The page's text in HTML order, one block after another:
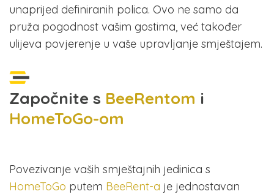
unaprijed definiranih polica. Ovo ne samo da
pruža pogodnost vašim gostima, već također
ulijeva povjerenje u vaše upravljanje smještajem.
Započnite s BeeRentom i
HomeToGo-om
Povezivanje vaših smještajnih jedinica s
HomeToGo putem BeeRent-a je jednostavan